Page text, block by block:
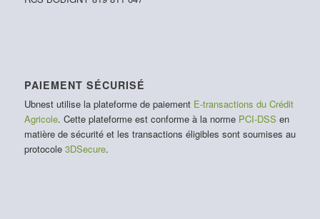
PAIEMENT SÉCURISÉ
Ubnest utilise la plateforme de paiement E-transactions du Crédit
Agricole. Cette plateforme est conforme à la norme PCI-DSS en
matière de sécurité et les transactions éligibles sont soumises au
protocole 3DSecure.